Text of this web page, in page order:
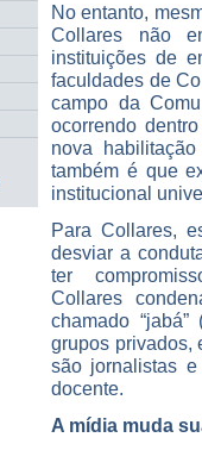
No entanto,
Collares não
instituições de
faculdades de
campo da
ocorrendo
nova
também é que
institucional
Para Collares,
desviar a
ter
Collares
chamado
grupos privados,
são jornalistas
docente.
A mídia muda